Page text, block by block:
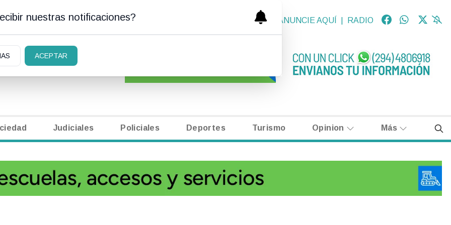
DE BARILOCHE CLASIFICADOS NECROLÓGICAS ANUNCIE AQUÍ RADIO
Judiciales Policiales Deportes Turismo Opinion Más
nuestras notificaciones?
ACEPTAR